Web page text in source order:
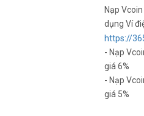
Nạp
dụng Ví
https://
- Nạp
giá 6%
- Nạp
giá 5%